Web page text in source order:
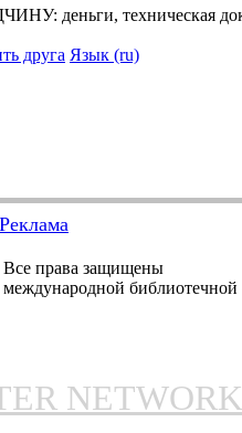
деньги, техническая
друга Язык (ru)
Реклама
права защищены
NETWORK